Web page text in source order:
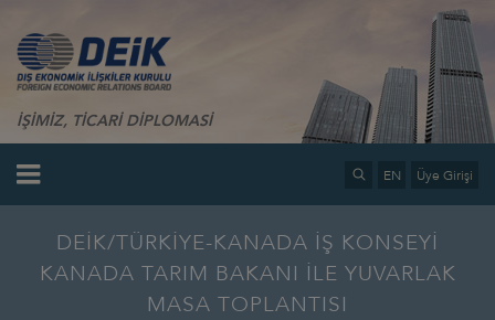
İŞİMİZ, TİCARİ DİPLOMASİ
EN Üye Girişi
DEİK/TÜRKİYE-KANADA İŞ KONSEYİ
KANADA TARIM BAKANI İLE YUVARLAK
MASA TOPLANTISI